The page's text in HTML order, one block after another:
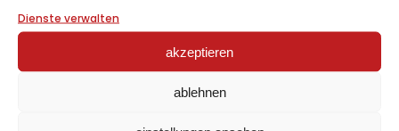
Dienste verwalten
akzeptieren
ablehnen